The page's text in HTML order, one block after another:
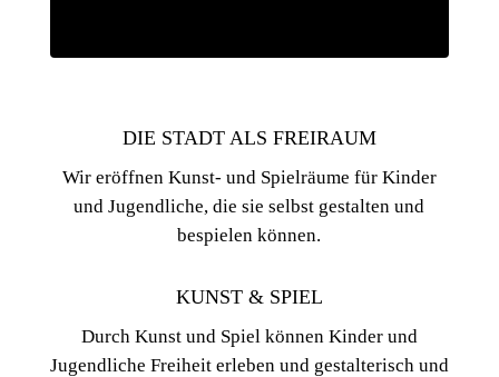
DIE STADT ALS FREIRAUM
Wir eröffnen Kunst- und Spielräume für Kinder
und Jugendliche, die sie selbst gestalten und
bespielen können.
KUNST & SPIEL
Durch Kunst und Spiel können Kinder und
Jugendliche Freiheit erleben und gestalterisch und